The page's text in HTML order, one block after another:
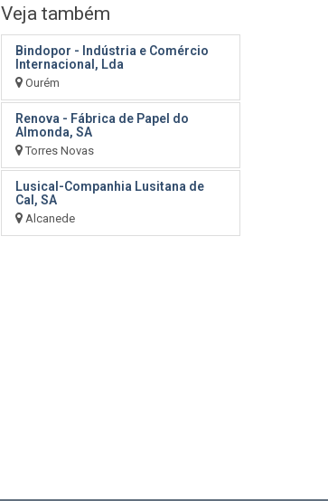
Veja também
Bindopor - Indústria e Comércio
Internacional, Lda
Ourém
Renova - Fábrica de Papel do
Almonda, SA
Torres Novas
Lusical-Companhia Lusitana de
Cal, SA
Alcanede